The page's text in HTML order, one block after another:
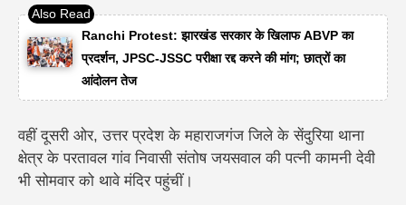
Ranchi Protest: झारखंड सरकार के खिलाफ ABVP का
प्रदर्शन, JPSC-JSSC परीक्षा रद्द करने की मांग; छात्रों का
आंदोलन तेज
वहीं दूसरी ओर, उत्तर प्रदेश के महाराजगंज जिले के सेंदुरिया थाना
क्षेत्र के परतावल गांव निवासी संतोष जयसवाल की पत्नी कामनी देवी
भी सोमवार को थावे मंदिर पहुंचीं।